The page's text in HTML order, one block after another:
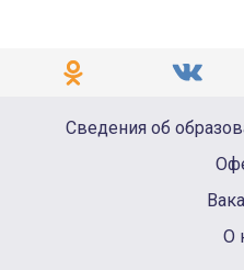
Сведения об
О